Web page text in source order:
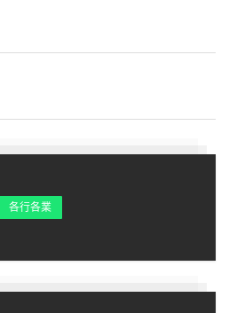
各行各業